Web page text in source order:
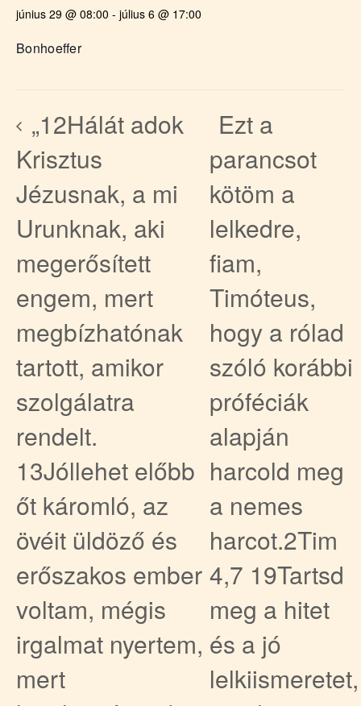
június 29 @ 08:00 - július 6 @ 17:00
Bonhoeffer
„12Hálát adok
Krisztus
Jézusnak, a mi
Urunknak, aki
megerősített
engem, mert
megbízhatónak
tartott, amikor
szolgálatra
rendelt.
13Jóllehet előbb
őt káromló, az
övéit üldöző és
erőszakos ember
voltam, mégis
irgalmat nyertem,
mert
Ezt a
parancsot
kötöm a
lelkedre,
fiam,
Timóteus,
hogy a rólad
szóló korábbi
próféciák
alapján
harcold meg
a nemes
harcot.2Tim
4,7 19Tartsd
meg a hitet
és a jó
lelkiismeretet,